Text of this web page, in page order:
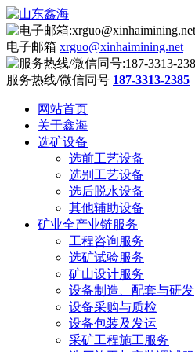
电子邮箱 xrguo@xinhaimining.net
服务热线/微信同号 187-3313-2385
网站首页
关于鑫海
选矿设备
选前工艺设备
选别工艺设备
选后脱水设备
其他辅助设备
矿业全产业链服务
工程咨询服务
选矿试验服务
矿山设计服务
设备制造、配套与研发
设备采购与质检
设备包装及发运
采矿工程施工服务